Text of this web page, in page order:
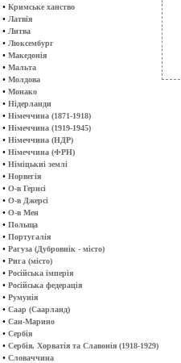
• Кримське ханство
• Латвія
• Литва
• Люксембург
• Македонія
• Мальта
• Молдова
• Монако
• Нідерланди
• Німеччина (1871-1918)
• Німеччина (1919-1945)
• Німеччина (НДР)
• Німеччина (ФРН)
• Німіцькиі землі
• Норвегія
• О-в Гернсі
• О-в Джерсі
• О-в Мен
• Польща
• Португалія
• Рагуза (Дубровнік - місто)
• Рига (місто)
• Російська імперія
• Російська федерація
• Румунія
• Саар (Саарланд)
• Сан-Марино
• Сербія
• Сербія, Хорватія та Славонія (1918-1929)
• Словаччина